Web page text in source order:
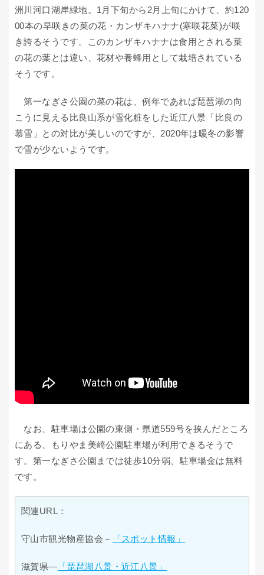
洲川河口湖岸緑地。1月下旬から2月上旬にかけて、約120
00本の早咲きの菜の花・カンザキハナナ(寒咲花菜)が咲
き誇るそうです。このカンザキハナナは食用とされる菜
の花の葉とは違い、花材や養蜂用として栽培されている
そうです。
第一なぎさ公園の菜の花は、例年であれば琵琶湖の向
こうに見える比良山系が雪化粧をした近江八景「比良の
慕雪」との対比が美しいのですが、2020年は暖冬の影響
で雪が少ないようです。
なお、駐車場は公園の東側・県道559号を挟んだところ
にある、もりやま美崎公園駐車場が利用できるそうで
す。第一なぎさ公園までは徒歩10分弱、駐車場金は無料
です。
関連URL：
守山市観光物産協会－ 「スポット情報」
滋賀県― 「琵琶湖八景・近江八景」